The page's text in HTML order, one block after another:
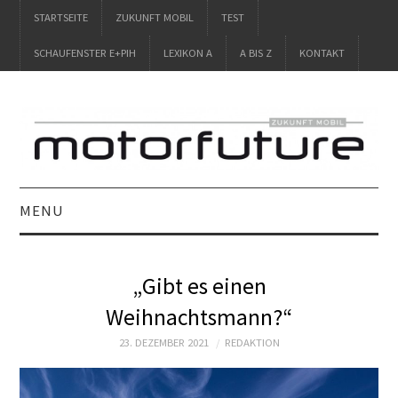
STARTSEITE ZUKUNFT MOBIL TEST
SCHAUFENSTER E+PIH LEXIKON A A BIS Z KONTAKT
MENU
ZUKUNFT MOBIL
SCHAUFENSTER
„Gibt es einen
Weihnachtsmann?“
23. DEZEMBER 2021 REDAKTION